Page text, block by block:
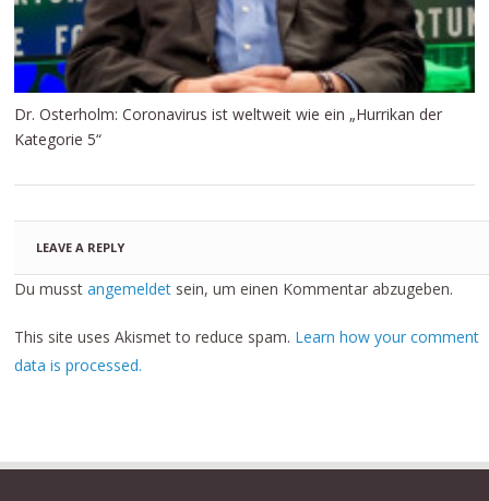
Dr. Osterholm: Coronavirus ist weltweit wie ein „Hurrikan der
Kategorie 5“
LEAVE A REPLY
Du musstangemeldet sein, um einen Kommentar abzugeben.
This site uses Akismet to reduce spam. Learn how your comment
data is processed.